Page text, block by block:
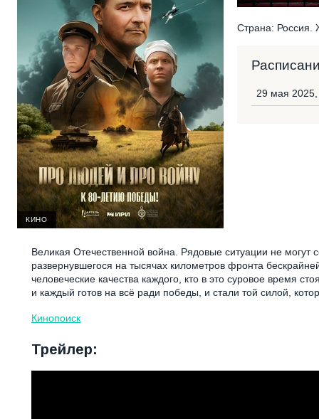
КИНО
Страна: Россия.
29 мая 2025,
Великая Отечественной война. Рядовые ситуации не могут
развернувшегося на тысячах километров фронта
человеческие качества каждого, кто в это суровое время
и каждый готов на всё ради победы, и стали той силой,
Кинопоиск
Трейлер: